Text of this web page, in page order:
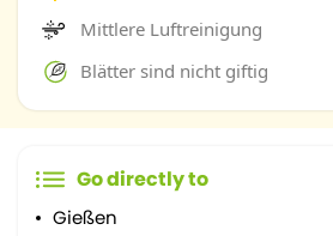
Mittlere Luftreinigung
Blätter sind nicht giftig
Go directly to
Gießen